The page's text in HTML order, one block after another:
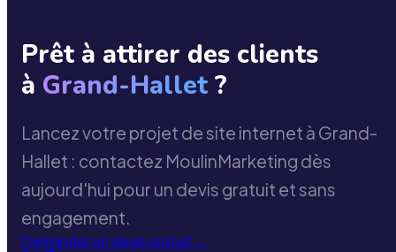
Prêt à attirer des clients
à Grand-Hallet ?
Lancez votre projet de site internet à Grand-
Hallet : contactez MoulinMarketing dès
aujourd'hui pour un devis gratuit et sans
engagement.
Demander un devis gratuit→